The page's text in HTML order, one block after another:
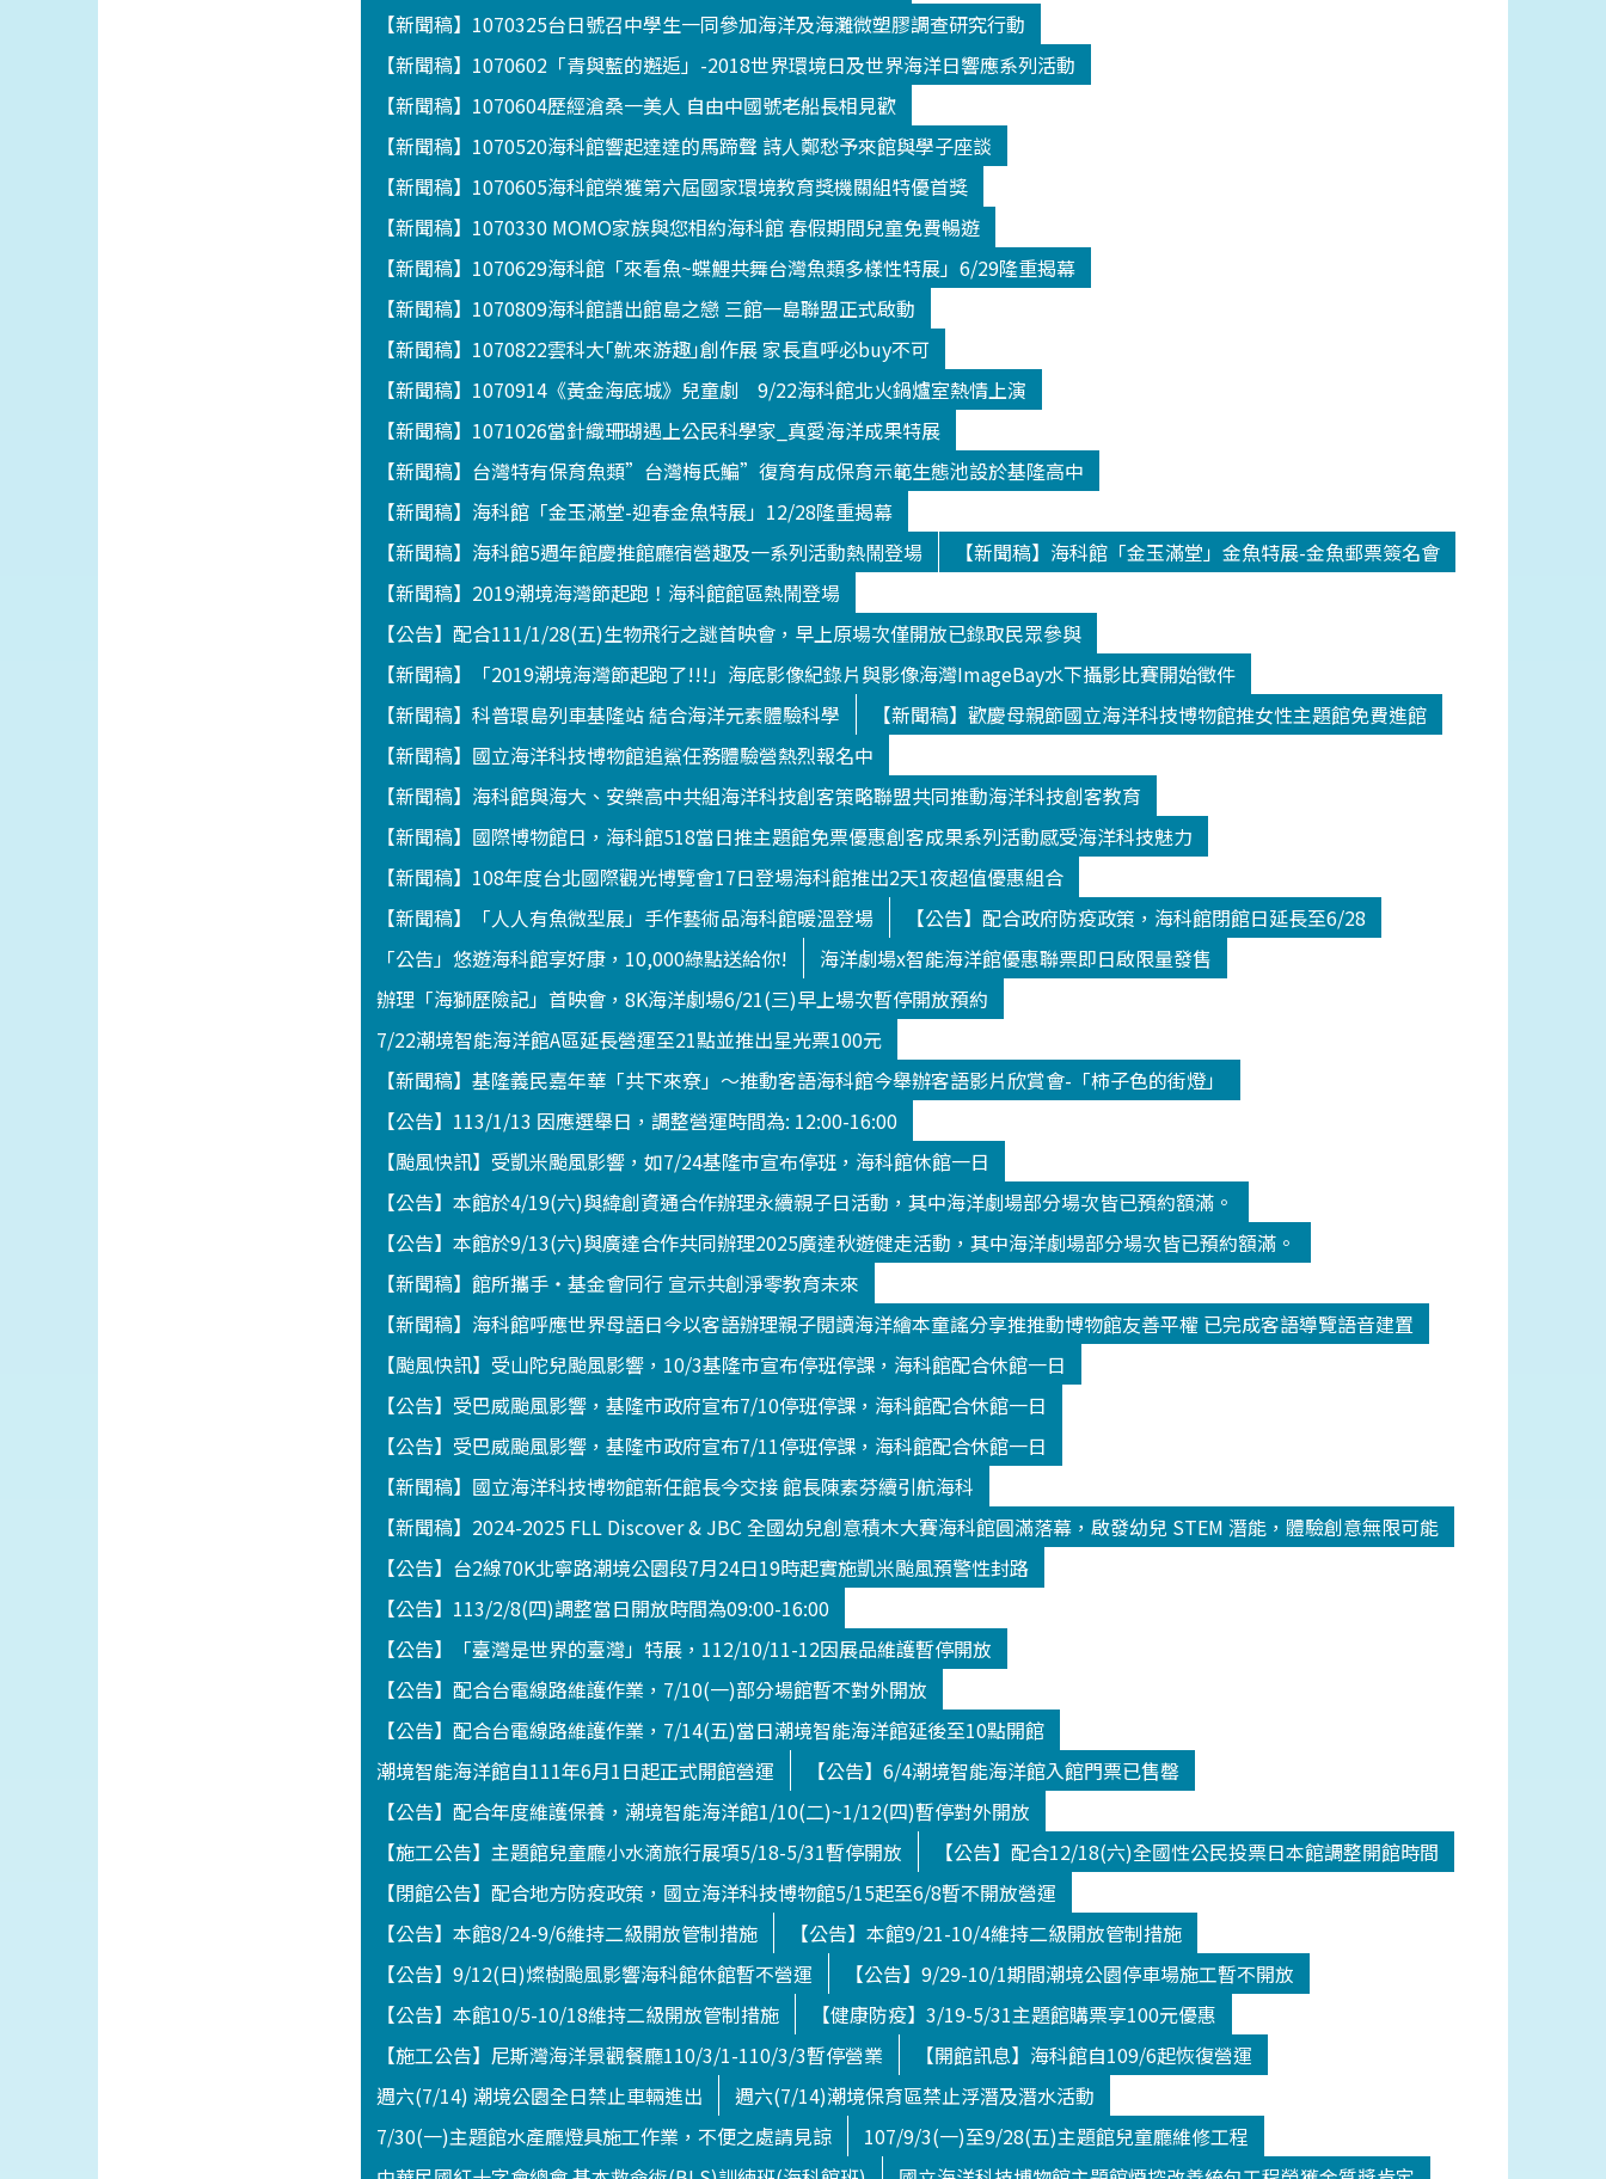
【新聞稿】1070325台日號召中學生一同參加海洋及海灘微塑膠調查研究行動
【新聞稿】1070602「青與藍的邂逅」-2018世界環境日及世界海洋日響應系列活動
【新聞稿】1070604歷經滄桑一美人 自由中國號老船長相見歡
【新聞稿】1070520海科館響起達達的馬蹄聲 詩人鄭愁予來館與學子座談
【新聞稿】1070605海科館榮獲第六屆國家環境教育獎機關組特優首獎
【新聞稿】1070330 MOMO家族與您相約海科館 春假期間兒童免費暢遊
【新聞稿】1070629海科館「來看魚~蝶鯉共舞台灣魚類多樣性特展」6/29隆重揭幕
【新聞稿】1070809海科館譜出館島之戀 三館一島聯盟正式啟動
【新聞稿】1070822雲科大｢魷來游趣｣創作展 家長直呼必buy不可
【新聞稿】1070914《黃金海底城》兒童劇 9/22海科館北火鍋爐室熱情上演
【新聞稿】1071026當針織珊瑚遇上公民科學家_真愛海洋成果特展
【新聞稿】台灣特有保育魚類”台灣梅氏鯿”復育有成保育示範生態池設於基隆高中
【新聞稿】海科館「金玉滿堂-迎春金魚特展」12/28隆重揭幕
【新聞稿】海科館5週年館慶推館廳宿營趣及一系列活動熱鬧登場
【新聞稿】海科館「金玉滿堂」金魚特展-金魚郵票簽名會
【新聞稿】2019潮境海灣節起跑！海科館館區熱鬧登場
【公告】配合111/1/28(五)生物飛行之謎首映會，早上原場次僅開放已錄取民眾參與
【新聞稿】「2019潮境海灣節起跑了!!!」海底影像紀錄片與影像海灣ImageBay水下攝影比賽開始徵件
【新聞稿】科普環島列車基隆站 結合海洋元素體驗科學
【新聞稿】歡慶母親節國立海洋科技博物館推女性主題館免費進館
【新聞稿】國立海洋科技博物館追鯊任務體驗營熱烈報名中
【新聞稿】海科館與海大、安樂高中共組海洋科技創客策略聯盟共同推動海洋科技創客教育
【新聞稿】國際博物館日，海科館518當日推主題館免票優惠創客成果系列活動感受海洋科技魅力
【新聞稿】108年度台北國際觀光博覽會17日登場海科館推出2天1夜超值優惠組合
【新聞稿】「人人有魚微型展」手作藝術品海科館暖溫登場
【公告】配合政府防疫政策，海科館閉館日延長至6/28
「公告」悠遊海科館享好康，10,000綠點送給你!
海洋劇場x智能海洋館優惠聯票即日啟限量發售
辦理「海獅歷險記」首映會，8K海洋劇場6/21(三)早上場次暫停開放預約
7/22潮境智能海洋館A區延長營運至21點並推出星光票100元
【新聞稿】基隆義民嘉年華「共下來尞」～推動客語海科館今舉辦客語影片欣賞會-「柿子色的街燈」
【公告】113/1/13 因應選舉日，調整營運時間為: 12:00-16:00
【颱風快訊】受凱米颱風影響，如7/24基隆市宣布停班，海科館休館一日
【公告】本館於4/19(六)與緯創資通合作辦理永續親子日活動，其中海洋劇場部分場次皆已預約額滿。
【公告】本館於9/13(六)與廣達合作共同辦理2025廣達秋遊健走活動，其中海洋劇場部分場次皆已預約額滿。
【新聞稿】館所攜手‧基金會同行 宣示共創淨零教育未來
【新聞稿】海科館呼應世界母語日今以客語辦理親子閱讀海洋繪本童謠分享推推動博物館友善平權 已完成客語導覽語音建置
【颱風快訊】受山陀兒颱風影響，10/3基隆市宣布停班停課，海科館配合休館一日
【公告】受巴威颱風影響，基隆市政府宣布7/10停班停課，海科館配合休館一日
【公告】受巴威颱風影響，基隆市政府宣布7/11停班停課，海科館配合休館一日
【新聞稿】國立海洋科技博物館新任館長今交接 館長陳素芬續引航海科
【新聞稿】2024-2025 FLL Discover & JBC 全國幼兒創意積木大賽海科館圓滿落幕，啟發幼兒 STEM 潛能，體驗創意無限可能
【公告】台2線70K北寧路潮境公園段7月24日19時起實施凱米颱風預警性封路
【公告】113/2/8(四)調整當日開放時間為09:00-16:00
【公告】「臺灣是世界的臺灣」特展，112/10/11-12因展品維護暫停開放
【公告】配合台電線路維護作業，7/10(一)部分場館暫不對外開放
【公告】配合台電線路維護作業，7/14(五)當日潮境智能海洋館延後至10點開館
潮境智能海洋館自111年6月1日起正式開館營運
【公告】6/4潮境智能海洋館入館門票已售罄
【公告】配合年度維護保養，潮境智能海洋館1/10(二)~1/12(四)暫停對外開放
【施工公告】主題館兒童廳小水滴旅行展項5/18-5/31暫停開放
【公告】配合12/18(六)全國性公民投票日本館調整開館時間
【閉館公告】配合地方防疫政策，國立海洋科技博物館5/15起至6/8暫不開放營運
【公告】本館8/24-9/6維持二級開放管制措施
【公告】本館9/21-10/4維持二級開放管制措施
【公告】9/12(日)燦樹颱風影響海科館休館暫不營運
【公告】9/29-10/1期間潮境公園停車場施工暫不開放
【公告】本館10/5-10/18維持二級開放管制措施
【健康防疫】3/19-5/31主題館購票享100元優惠
【施工公告】尼斯灣海洋景觀餐廳110/3/1-110/3/3暫停營業
【開館訊息】海科館自109/6起恢復營運
週六(7/14) 潮境公園全日禁止車輛進出
週六(7/14)潮境保育區禁止浮潛及潛水活動
7/30(一)主題館水產廳燈具施工作業，不便之處請見諒
107/9/3(一)至9/28(五)主題館兒童廳維修工程